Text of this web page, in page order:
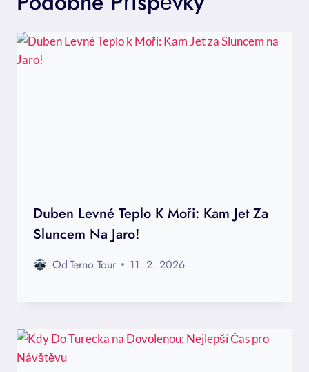
Duben Levné Teplo K Moři: Kam Jet Za
Sluncem Na Jaro!
OdTerno Tour 11. 2. 2026